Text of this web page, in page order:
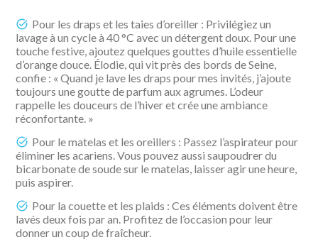
Pour les draps et les taies d’oreiller : Privilégiez un
lavage à un cycle à 40 °C avec un détergent doux. Pour une
touche festive, ajoutez quelques gouttes d’huile essentielle
d’orange douce. Élodie, qui vit près des bords de Seine,
confie : « Quand je lave les draps pour mes invités, j’ajoute
toujours une goutte de parfum aux agrumes. L’odeur
rappelle les douceurs de l’hiver et crée une ambiance
réconfortante. »
Pour le matelas et les oreillers : Passez l’aspirateur pour
éliminer les acariens. Vous pouvez aussi saupoudrer du
bicarbonate de soude sur le matelas, laisser agir une heure,
puis aspirer.
Pour la couette et les plaids : Ces éléments doivent être
lavés deux fois par an. Profitez de l’occasion pour leur
donner un coup de fraîcheur.